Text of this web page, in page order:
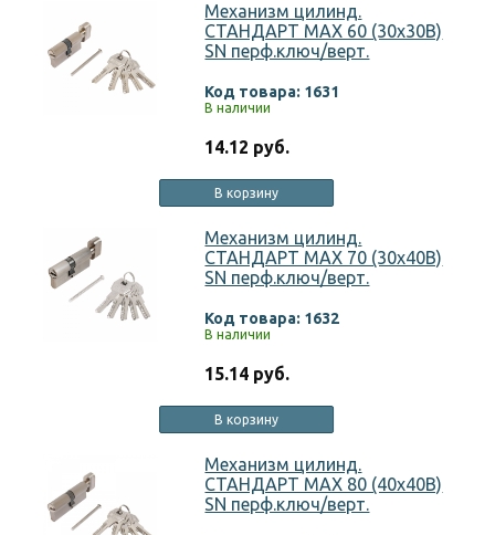
Механизм цилинд.
СТАНДАРТ MAX 60 (30х30В)
SN перф.ключ/верт.
Код товара: 1631
В наличии
14.12 руб.
В корзину
Механизм цилинд.
СТАНДАРТ MAX 70 (30х40В)
SN перф.ключ/верт.
Код товара: 1632
В наличии
15.14 руб.
В корзину
Механизм цилинд.
СТАНДАРТ MAX 80 (40х40В)
SN перф.ключ/верт.